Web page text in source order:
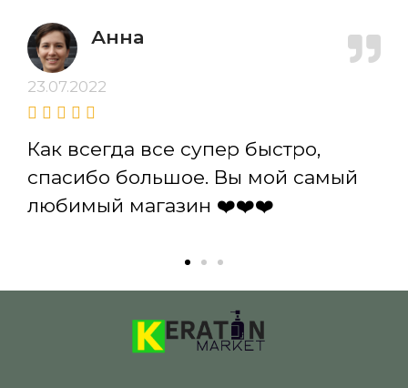
Анна
23.07.2022
Как всегда все супер быстро,
спасибо большое. Вы мой самый
любимый магазин ❤️❤️❤️